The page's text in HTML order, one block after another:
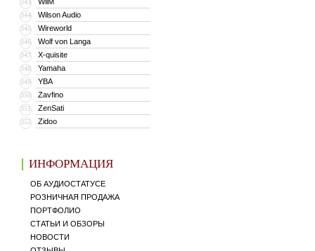
343
344 Wilson Audio
345 Wireworld
346 Wolf von Langa
347 X-quisite
348 Yamaha
349 YBA
350 Zavfino
351 ZenSati
352 Zidoo
ИНФОРМАЦИЯ
ОБ АУДИОСТАТУСЕ
РОЗНИЧНАЯ ПРОДАЖА
ПОРТФОЛИО
СТАТЬИ И ОБЗОРЫ
НОВОСТИ